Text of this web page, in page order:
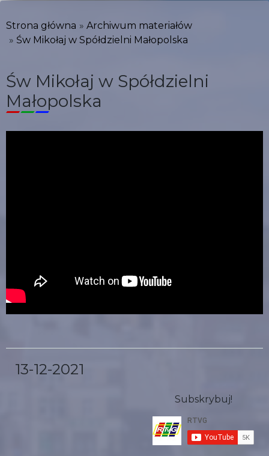
Strona główna
Archiwum materiałów
Św Mikołaj w Spółdzielni Małopolska
Św Mikołaj w Spółdzielni
Małopolska
13-12-2021
Subskrybuj!